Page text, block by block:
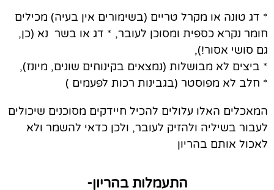
* דג טונה או מקרל טריים (בשימורים אין בעיה) מכילים
חומר נקרא כספית ומסוכן לעובר, * דג או בשר נא (כן,
גם סושי אסור!),
* ביצים לא מבושלות (נמצאים בקינוחים שונים, מיונז),
* חלב לא מפוסטר (בגבינות רכות לפעמים )
המאכלים האלו עלולים להכיל חיידקים מסוכנים שיכולים
לעבור בשיליה ולהזיק לעובר, ולכן כדאי להשמר ולא
לאכול אותם בהריון
התעמלות בהריון-